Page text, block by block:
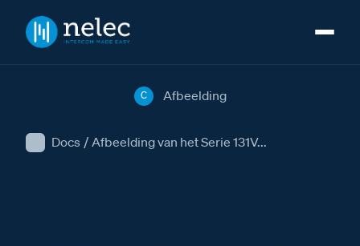
Docs / Afbeelding van het Serie 131V...
C Afbeelding